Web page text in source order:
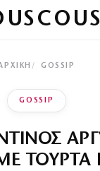
GOSSIP
GOSSIP
ΤΟΥΡΤΑ